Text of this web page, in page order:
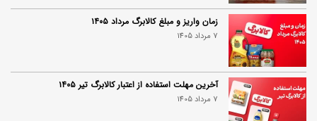
زمان واریز و مبلغ کالابرگ مرداد ۱۴۰۵
7 مرداد 1405
آخرین مهلت استفاده از اعتبار کالابرگ تیر ۱۴۰۵
7 مرداد 1405